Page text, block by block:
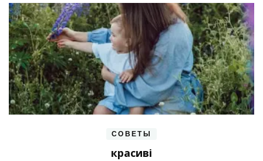
СОВЕТЫ
красиві